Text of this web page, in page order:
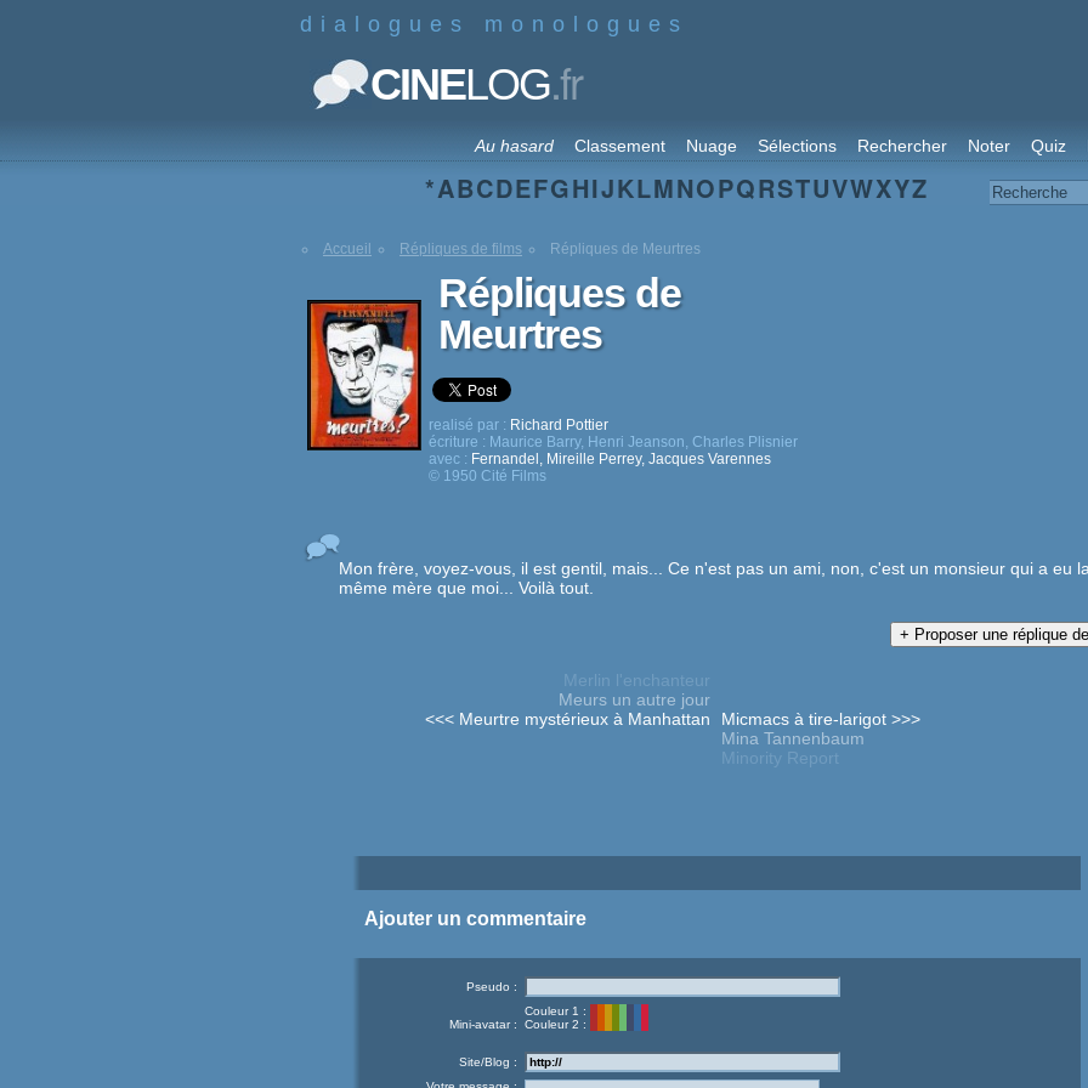
dialogues monologues
CINELOG.fr
Au hasard Classement Nuage Sélections Rechercher Noter Quiz
*ABCDEFGHIJKLMNOPQRSTUVWXYZ
Accueil Répliques de films Répliques de Meurtres
Répliques de
Meurtres
realisé par : Richard Pottier
écriture : Maurice Barry, Henri Jeanson, Charles Plisnier
avec : Fernandel , Mireille Perrey, Jacques Varennes
© 1950 Cité Films
Mon frère, voyez-vous, il est gentil, mais... Ce n'est pas un ami, non, c'est un monsieur qui a eu la
même mère que moi... Voilà tout.
Merlin l'enchanteur
Meurs un autre jour
<<< Meurtre mystérieux à Manhattan
Micmacs à tire-larigot >>>
Mina Tannenbaum
Minority Report
Ajouter un commentaire
Pseudo :
Mini-avatar :
Couleur 1 :
Couleur 2 :
Site/Blog :